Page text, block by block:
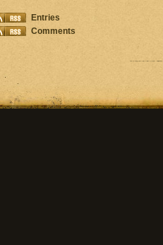
Entries
Comments